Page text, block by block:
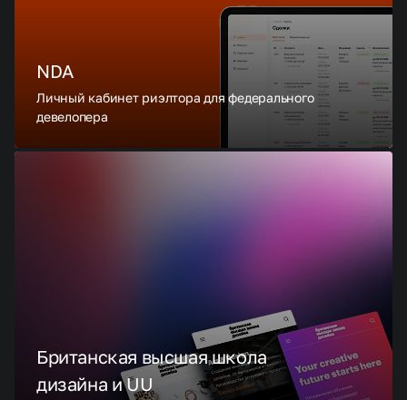
NDA
Личный кабинет риэлтора для федерального
девелопера
Британская высшая школа
дизайна и UU